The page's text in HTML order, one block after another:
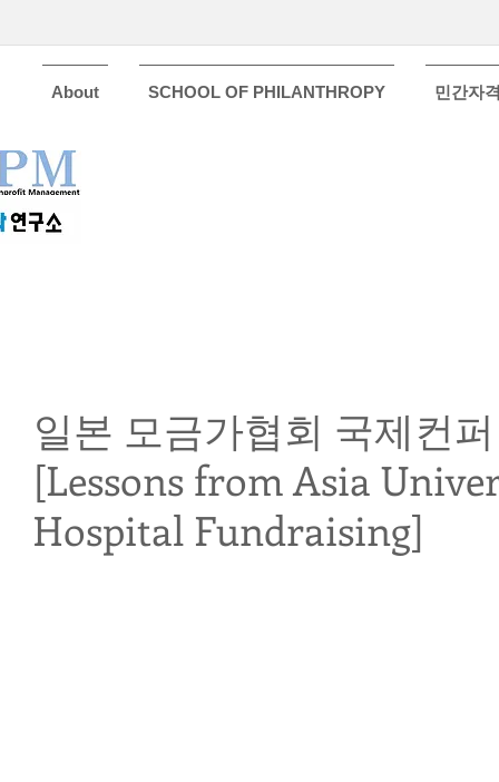
About SCHOOL OF PHILANTHROPY 민간자
일본 모금가협회 국제컨퍼
[Lessons from Asia
Hospital Fundraising]